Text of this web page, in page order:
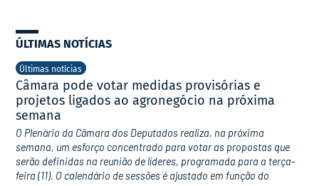
ÚLTIMAS NOTÍCIAS
Últimas notícias
Câmara pode votar medidas provisórias e
projetos ligados ao agronegócio na próxima
semana
O Plenário da Câmara dos Deputados realiza, na próxima
semana, um esforço concentrado para votar as propostas que
serão definidas na reunião de líderes, programada para a terça-
feira (11). O calendário de sessões é ajustado em função do